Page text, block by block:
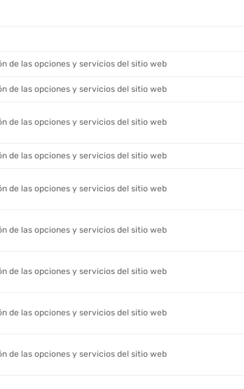
de las opciones y servicios del sitio web
de las opciones y servicios del sitio web
de las opciones y servicios del sitio web
de las opciones y servicios del sitio web
de las opciones y servicios del sitio web
de las opciones y servicios del sitio web
de las opciones y servicios del sitio web
de las opciones y servicios del sitio web
de las opciones y servicios del sitio web